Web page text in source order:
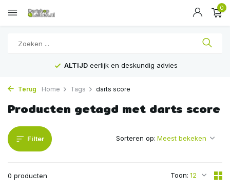
0
ALTIJD eerlijk en deskundig advies
Terug Home Tags darts score
Producten getagd met darts score
Filter
0 producten Toon:
Sorteren op: